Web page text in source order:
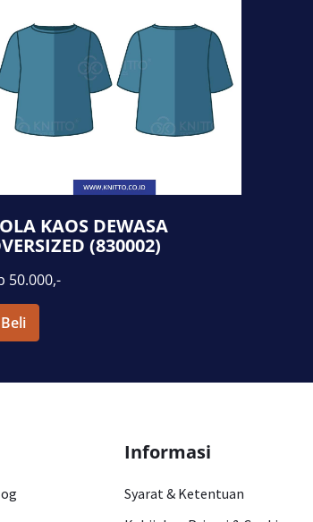
KAOS DEWASA
(830002)
50.000,-
Beli
Informasi
Syarat & Ketentuan